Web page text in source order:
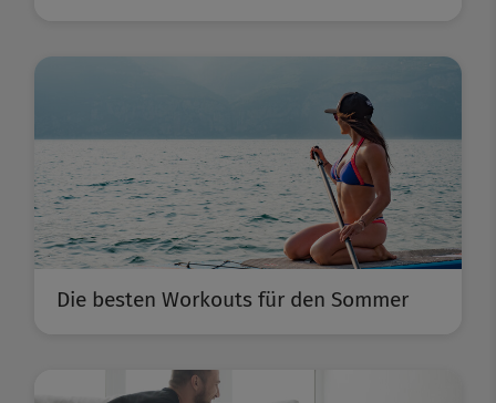
Die besten Workouts für den Sommer